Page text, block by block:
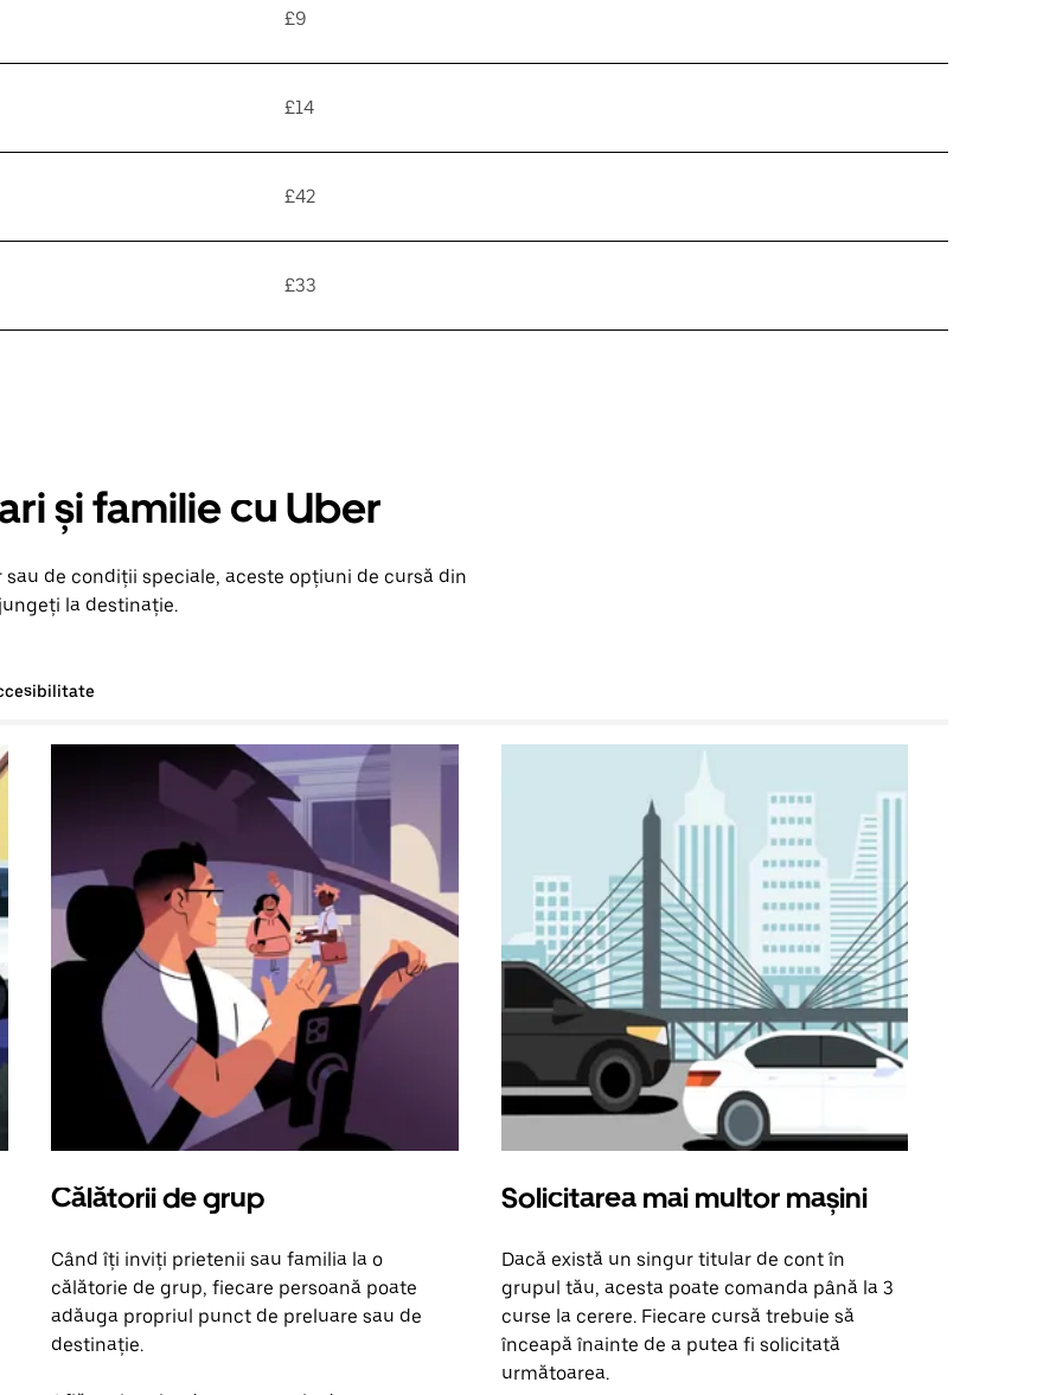
£9
£14
£42
£33
și familie cu Uber
de condiții speciale, aceste opțiuni de cursă din
la destinație.
Călătorii de grup
Când îți inviți prietenii sau familia la o
călătorie de grup, fiecare persoană poate
adăuga propriul punct de preluare sau de
destinație.
Solicitarea mai multor mașini
Dacă există un singur titular de cont în
grupul tău, acesta poate comanda până la 3
curse la cerere. Fiecare cursă trebuie să
înceapă înainte de a putea fi solicitată
următoarea.